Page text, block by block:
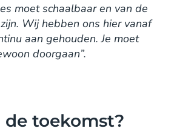
moet schaalbaar en van de
Wij hebben ons hier vanaf
aan gehouden. Je moet
doorgaan”.
de toekomst?